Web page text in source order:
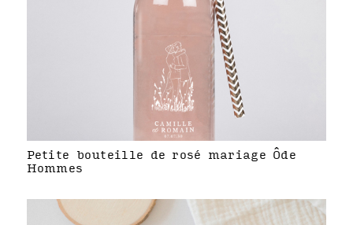
Petite bouteille de rosé mariage Ôde
Hommes